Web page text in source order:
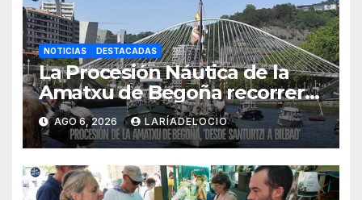
NOTICIAS DESTACADAS
La Procesión Náutica de la
Amatxu de Begoña recorrerá
la ría el 14 de agosto con siete
embarcaciones
AGO 6, 2026 LARÍADELOCIO